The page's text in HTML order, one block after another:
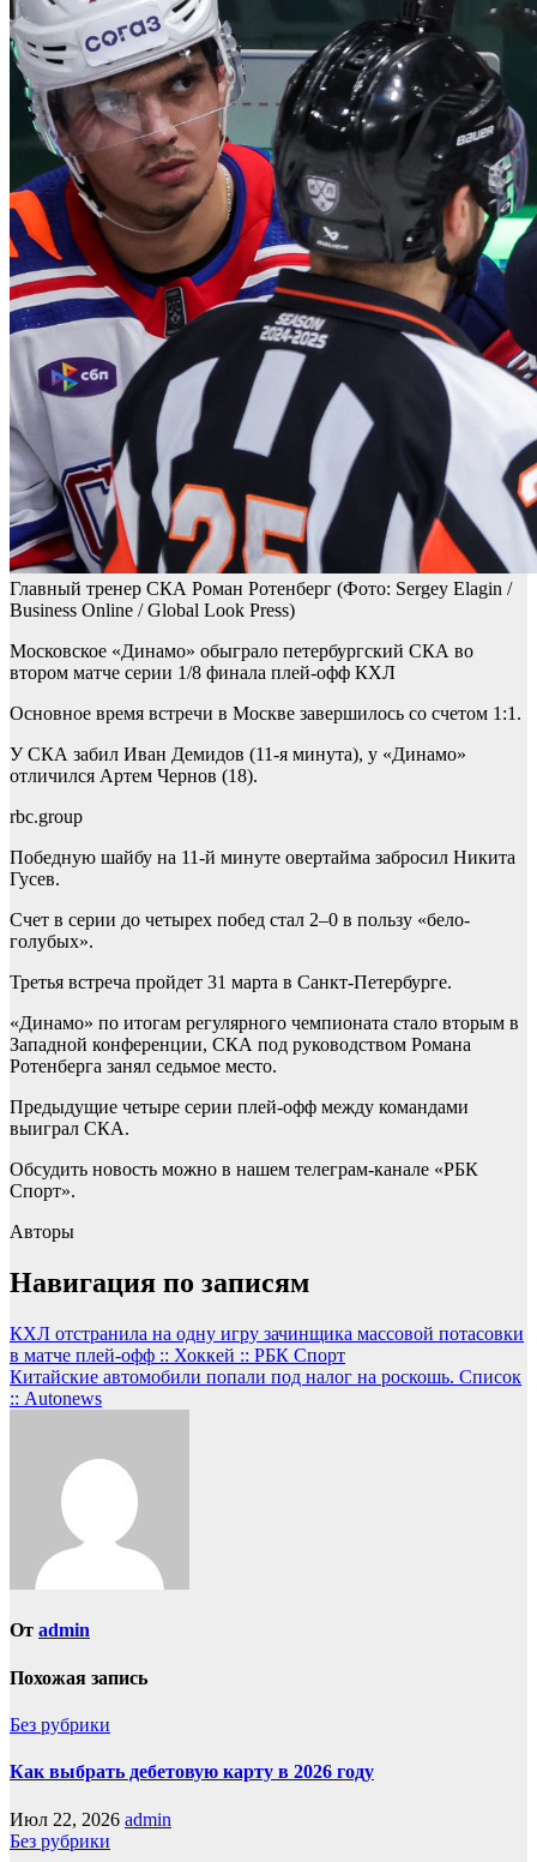
Главный тренер СКА Роман Ротенберг (Фото: Sergey Elagin /
Business Online / Global Look Press)
Московское «Динамо» обыграло петербургский СКА во
втором матче серии 1/8 финала плей-офф КХЛ
Основное время встречи в Москве завершилось со счетом 1:1.
У СКА забил Иван Демидов (11-я минута), у «Динамо»
отличился Артем Чернов (18).
rbc.group
Победную шайбу на 11-й минуте овертайма забросил Никита
Гусев.
Счет в серии до четырех побед стал 2–0 в пользу «бело-
голубых».
Третья встреча пройдет 31 марта в Санкт-Петербурге.
«Динамо» по итогам регулярного чемпионата стало вторым в
Западной конференции, СКА под руководством Романа
Ротенберга занял седьмое место.
Предыдущие четыре серии плей-офф между командами
выиграл СКА.
Обсудить новость можно в нашем телеграм-канале «РБК
Спорт».
Авторы
Навигация по записям
КХЛ отстранила на одну игру зачинщика массовой потасовки
в матче плей-офф :: Хоккей :: РБК Спорт
Китайские автомобили попали под налог на роскошь. Список
:: Autonews
От admin
Похожая запись
Без рубрики
Как выбрать дебетовую карту в 2026 году
Июл 22, 2026 admin
Без рубрики